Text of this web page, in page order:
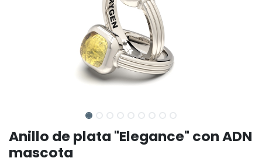
Anillo de plata "Elegance" con ADN
mascota